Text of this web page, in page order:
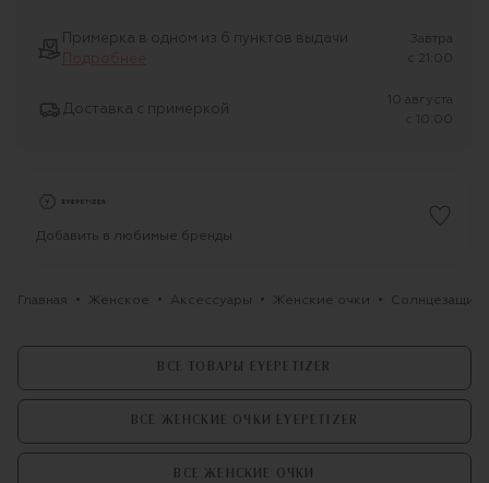
Примерка в одном из 6 пунктов выдачи
Подробнее
Завтра
c 21:00
Доставка с примеркой
10 августа
c 10:00
Добавить в любимые бренды
Главная Женское Аксессуары Женские очки
ВСЕ ТОВАРЫ EYEPETIZER
ВСЕ ЖЕНСКИЕ ОЧКИ EYEPETIZER
ВСЕ ЖЕНСКИЕ ОЧКИ